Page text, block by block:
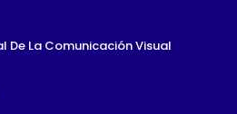
F
De La Comunicación Visual